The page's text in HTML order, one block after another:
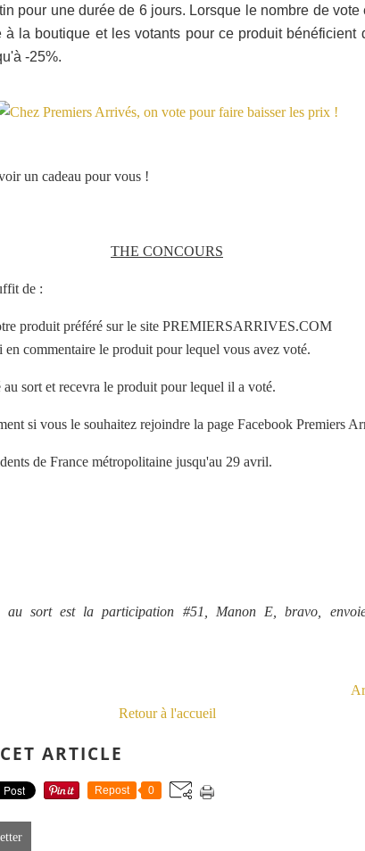
pour une durée de 6 jours. Lorsque le nombre de vote
à la boutique et les votants pour ce produit bénéficient
-25%.
un cadeau pour vous !
THE CONCOURS
de :
produit préféré sur le site PREMIERSARRIVES.COM
en commentaire le produit pour lequel vous avez voté.
au sort et recevra le produit pour lequel il a voté.
si vous le souhaitez rejoindre la page Facebook Premiers
de France métropolitaine jusqu'au 29 avril.
au sort est la participation #51, Manon E, bravo,
Retour à l'accueil
ARTICLE
Repost 0